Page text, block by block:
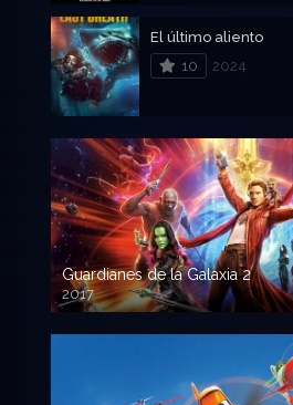
El último aliento
10
2024
Guardianes de la Galaxia 2
2017
720p HD